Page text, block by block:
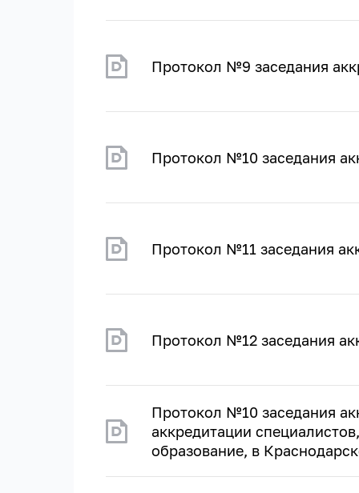
Протокол №9 заседания
Протокол №10 заседания
Протокол №11 заседания
Протокол №12 заседания
Протокол №10 заседания
аккредитации
образование, в